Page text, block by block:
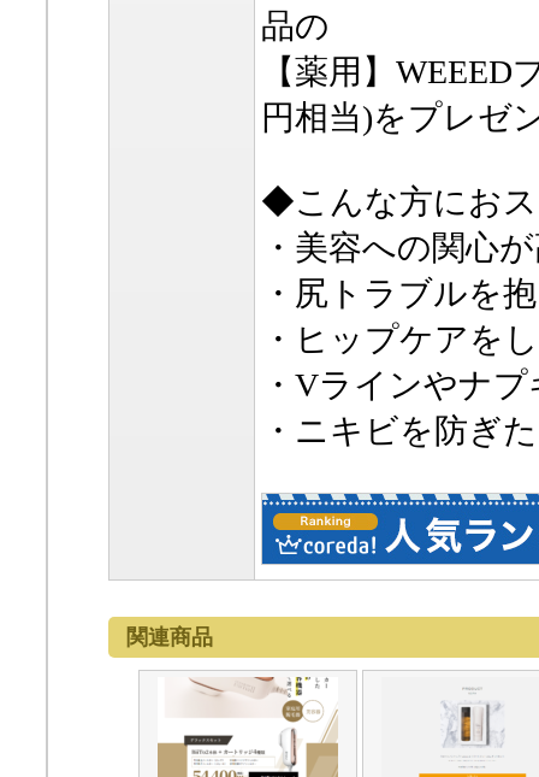
品の
【薬用】
円相当)をプレゼ
◆こんな方にお
・美容への関心
・尻トラブルを
・ヒップケアを
・Vラインやナ
・ニキビを防ぎ
関連商品